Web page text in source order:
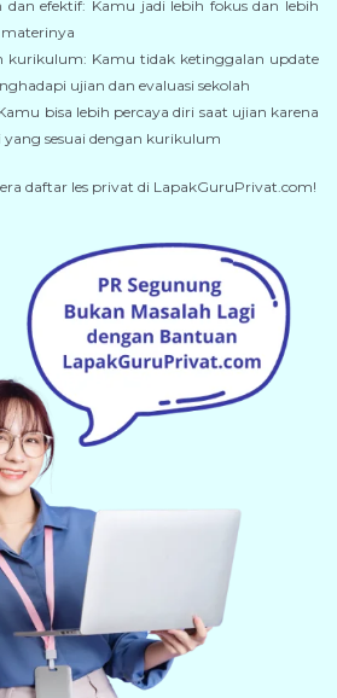
dan efektif: Kamu jadi lebih fokus dan lebih
kurikulum: Kamu tidak ketinggalan update
ujian dan evaluasi sekolah
bisa lebih percaya diri saat ujian karena
sesuai dengan kurikulum
daftar les privat di LapakGuruPrivat.com!